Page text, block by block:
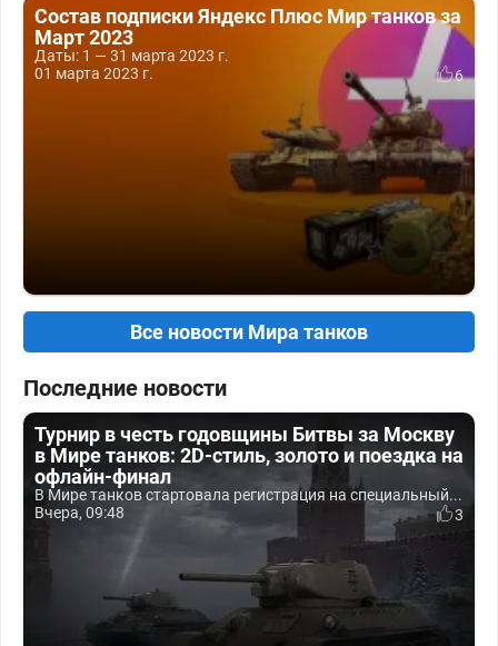
Состав подписки Яндекс Плюс Мир танков за
Март 2023
Даты: 1 — 31 марта 2023 г.
01 марта 2023 г.
6
Все новости Мира танков
Последние новости
Турнир в честь годовщины Битвы за Москву
в Мире танков: 2D-стиль, золото и поездка на
офлайн-финал
В Мире танков стартовала регистрация на специальный...
Вчера, 09:48
3